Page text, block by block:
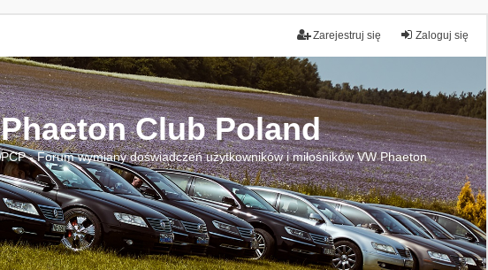
Zaloguj się
Zarejestruj się
Phaeton Club Poland
PCP - Forum wymiany doświadczeń użytkowników i miłośników VW Phaeton